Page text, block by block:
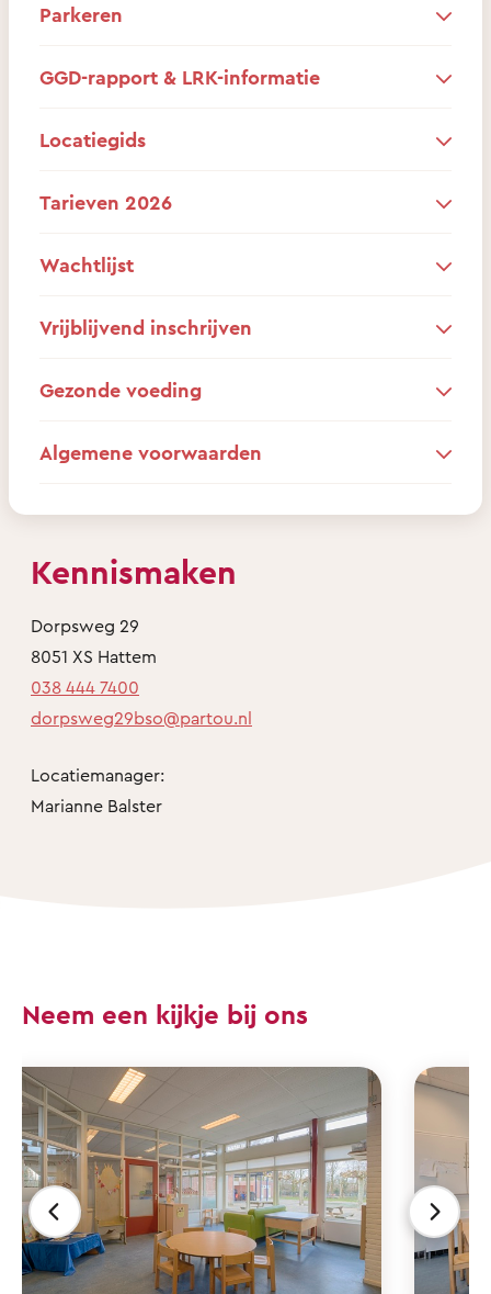
Parkeren
GGD-rapport & LRK-informatie
Locatiegids
Tarieven 2026
Wachtlijst
Vrijblijvend inschrijven
Gezonde voeding
Algemene voorwaarden
Kennismaken
Dorpsweg 29
8051 XS Hattem
038 444 7400
dorpsweg29bso@partou.nl
Locatiemanager:
Marianne Balster
Neem een kijkje bij ons